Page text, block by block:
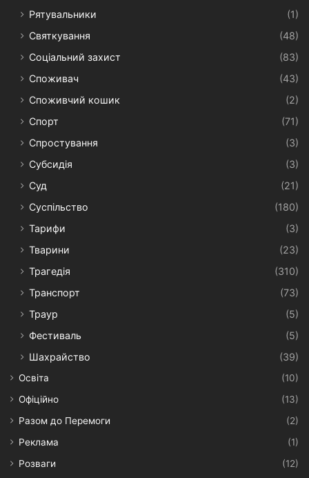
Рятувальники
(1)
Святкування
(48)
Соціальний захист
(83)
Споживач
(43)
Споживчий кошик
(2)
Спорт
(71)
Спростування
(3)
Субсидія
(3)
Суд
(21)
Суспільство
(180)
Тарифи
(3)
Тварини
(23)
Трагедія
(310)
Транспорт
(73)
Траур
(5)
Фестиваль
(5)
Шахрайство
(39)
Освіта
(10)
Офіційно
(13)
Разом до Перемоги
(2)
Реклама
(1)
Розваги
(12)